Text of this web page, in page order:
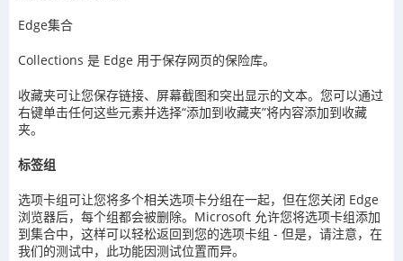
Edge集合
Collections 是 Edge 用于保存网页的保险库。
收藏夹可让您保存链接、屏幕截图和突出显示的文本。您可以通过
右键单击任何这些元素并选择“添加到收藏夹”将内容添加到收藏
夹。
标签组
选项卡组可让您将多个相关选项卡分组在一起，但在您关闭 Edge
浏览器后，每个组都会被删除。Microsoft 允许您将选项卡组添加
到集合中，这样可以轻松返回到您的选项卡组 - 但是，请注意，在
我们的测试中，此功能因测试位置而异。